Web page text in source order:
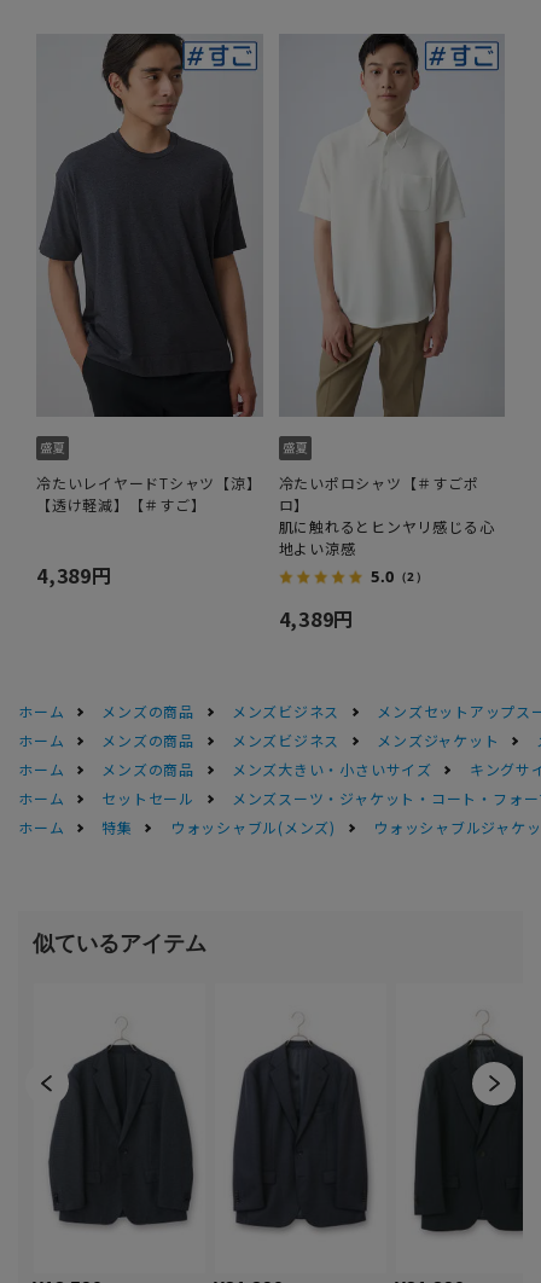
冷たいレイヤードTシャツ【涼】
【透け軽減】【＃すご】
4,389円
冷たいポロシャツ【＃すごポ
ロ】
肌に触れるとヒンヤリ感じる心
地よい涼感
5.0 （2）
4,389円
ホーム メンズの商品 メンズビジネス
メンズセットアップス
ホーム
メンズの商品 メンズビジネス メンズジャケット
ホーム
メンズの商品 メンズ大きい・小さいサイズ
キングサ
ホーム
セットセール
メンズスーツ・ジャケット・コート・フォ
ホーム
特集 ウォッシャブル(メンズ) ウォッシャブルジャケ